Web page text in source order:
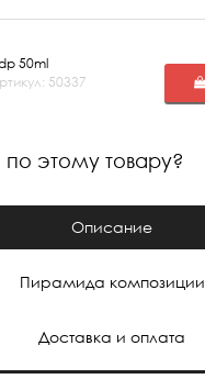
50ml
50337
этому товару?
Описание
Пирамида композиции
Доставка и оплата